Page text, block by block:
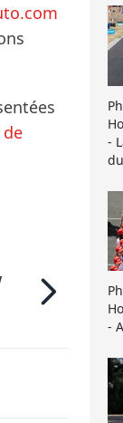
-
-